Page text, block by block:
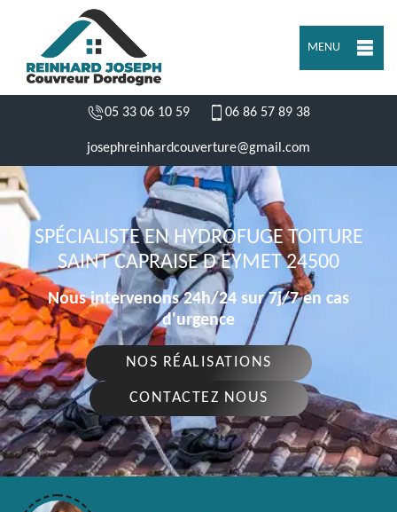
MENU
05 33 06 10 59 06 86 57 89 38
josephreinhardcouverture@gmail.com
SPÉCIALISTE EN HYDROFUGE TOITURE
SAINT CAPRAISE D EYMET 24500
Nous intervenons 24h/24 sur 7j/7 en cas
d'urgence
NOS RÉALISATIONS
CONTACTEZ NOUS